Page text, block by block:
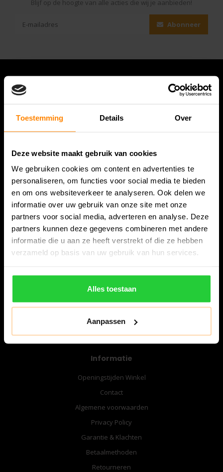
Toestemming Details Over
Deze website maakt gebruik van cookies
We gebruiken cookies om content en advertenties te
personaliseren, om functies voor social media te bieden
en om ons websiteverkeer te analyseren. Ook delen we
informatie over uw gebruik van onze site met onze
partners voor social media, adverteren en analyse. Deze
partners kunnen deze gegevens combineren met andere
informatie die u aan ze heeft verstrekt of die ze hebben
verzameld op basis van uw gebruik van hun services.
Alles toestaan
Aanpassen
Blijf op de hoogte van alle acties die wij je aanbieden!
Abonneer
Bespanracket.nl is dé racketspecialist van Lelystad en
omstreken.
Snijdersstraat 6
8224 AA Lelystad
Nederland
06-57276080
info@bespanracket.nl
Informatie
Openingstijden Winkel
Contact
Algemene voorwaarden
Privacy Policy
Garantie & Klachten
Betaalmethoden
Retourneren